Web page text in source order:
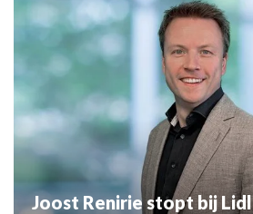
Joost Renirie stopt bij Lidl